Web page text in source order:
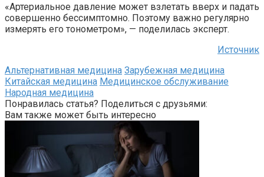
«Артериальное давление может взлетать вверх и падать
совершенно бессимптомно. Поэтому важно регулярно
измерять его тонометром», — поделилась эксперт.
Источник
Альтернативная медицина Зарубежная медицина
Китайская медицина Медицинское обслуживание
Народная медицина
Понравилась статья? Поделиться с друзьями:
Вам также может быть интересно